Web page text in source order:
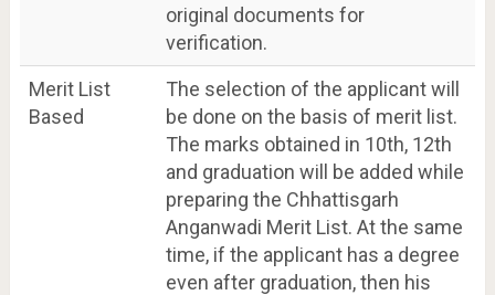
original documents for
verification.
Merit List
Based
The selection of the applicant will
be done on the basis of merit list.
The marks obtained in 10th, 12th
and graduation will be added while
preparing the Chhattisgarh
Anganwadi Merit List. At the same
time, if the applicant has a degree
even after graduation, then his